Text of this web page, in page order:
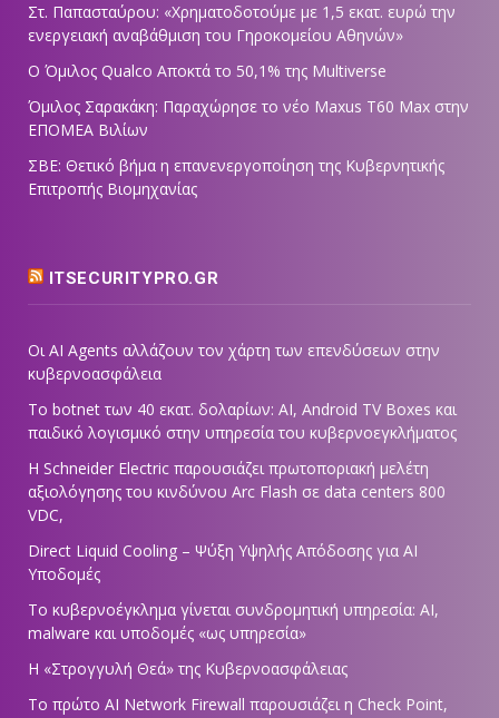
Στ. Παπασταύρου: «Χρηματοδοτούμε με 1,5 εκατ. ευρώ την
ενεργειακή αναβάθμιση του Γηροκομείου Αθηνών»
Ο Όμιλος Qualco Αποκτά το 50,1% της Multiverse
Όμιλος Σαρακάκη: Παραχώρησε το νέο Maxus T60 Max στην
ΕΠΟΜΕΑ Βιλίων
ΣΒΕ: Θετικό βήμα η επανενεργοποίηση της Κυβερνητικής
Επιτροπής Βιομηχανίας
ITSECURITYPRO.GR
Οι AI Agents αλλάζουν τον χάρτη των επενδύσεων στην
κυβερνοασφάλεια
Το botnet των 40 εκατ. δολαρίων: AI, Android TV Boxes και
παιδικό λογισμικό στην υπηρεσία του κυβερνοεγκλήματος
Η Schneider Electric παρουσιάζει πρωτοποριακή μελέτη
αξιολόγησης του κινδύνου Arc Flash σε data centers 800
VDC,
Direct Liquid Cooling – Ψύξη Υψηλής Απόδοσης για AI
Υποδομές
Το κυβερνοέγκλημα γίνεται συνδρομητική υπηρεσία: AI,
malware και υποδομές «ως υπηρεσία»
Η «Στρογγυλή Θεά» της Κυβερνοασφάλειας
Tο πρώτο AI Network Firewall παρουσιάζει η Check Point,